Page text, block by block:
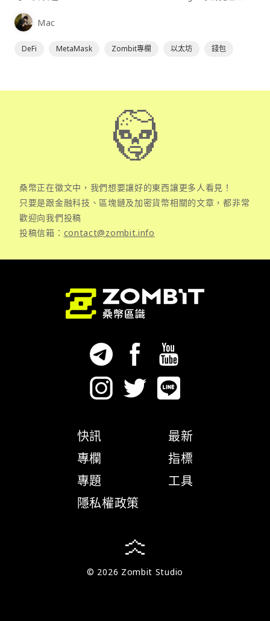
為插件使用，具備許多功能且使用上非常方便。
Mac
DeFi MetaMask Zombit專欄 以太坊 錢包
桑幣正在徵文中，我們想要讓好的東西讓更多人看見！
只要是跟金融科技、區塊鏈及加密貨幣相關的文章，都非常
歡迎向我們投稿
投稿信箱： contact@zombit.info
快訊
專欄
專題
隱私權政策
最新
指標
工具
© 2026 Zombit Studio